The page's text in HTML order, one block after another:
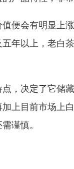
会有明显上
年以上，老白
决定了它储
上目前市场上
谨慎。